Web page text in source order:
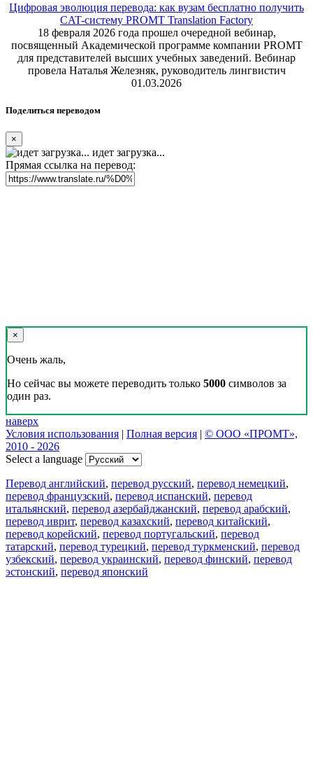
Цифровая эволюция перевода: как вузам бесплатно получить
CAT-систему PROMT Translation Factory
18 февраля 2026 года прошел очередной вебинар,
посвященный Академической программе компании PROMT
для представителей высших учебных заведений. Вебинар
провела Наталья Железняк, руководитель лингвистич
01.03.2026
Поделиться переводом
×
идет загрузка...
Прямая ссылка на перевод:
×
Очень жаль,
Но сейчас вы можете переводить только 5000 символов за
один раз.
наверх
Условия использования | Полная версия | © ООО «ПРОМТ»,
2010 - 2026
Select a language
Перевод английский, перевод русский, перевод немецкий,
перевод французский, перевод испанский, перевод
итальянский, перевод азербайджанский, перевод арабский,
перевод иврит, перевод казахский, перевод китайский,
перевод корейский, перевод португальский, перевод
татарский, перевод турецкий, перевод туркменский, перевод
узбекский, перевод украинский, перевод финский, перевод
эстонский, перевод японский